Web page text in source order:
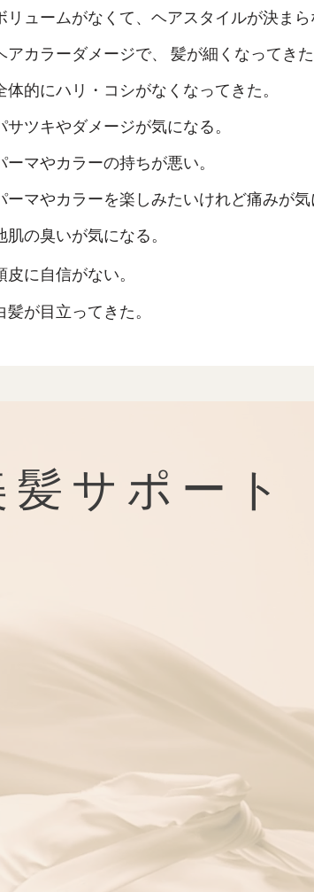
リュームがなくて、ヘアスタイルが決まら
アカラーダメージで、 髪が細くなってきた
体的にハリ・コシがなくなってきた。
サツキやダメージが気になる。
ーマやカラーの持ちが悪い。
ーマやカラーを楽しみたいけれど痛みが気
肌の臭いが気になる。
皮に自信がない。
髪が目立ってきた。
サポ ート